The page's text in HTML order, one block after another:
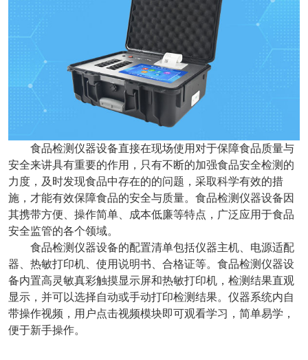
食品检测仪器设备直接在现场使用对于保障食品质量与
安全来讲具有重要的作用，只有不断的加强食品安全检测的
力度，及时发现食品中存在的的问题，采取科学有效的措
施，才能有效保障食品的安全与质量。食品检测仪器设备因
其携带方便、操作简单、成本低廉等特点，广泛应用于食品
安全监管的各个领域。
食品检测仪器设备的配置清单包括仪器主机、电源适配
器、热敏打印机、使用说明书、合格证等。食品检测仪器设
备内置高灵敏真彩触摸显示屏和热敏打印机，检测结果直观
显示，并可以选择自动或手动打印检测结果。仪器系统内自
带操作视频，用户点击视频模块即可观看学习，简单易学，
便于新手操作。